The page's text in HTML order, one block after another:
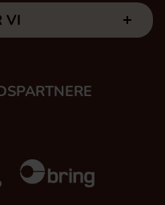
VI